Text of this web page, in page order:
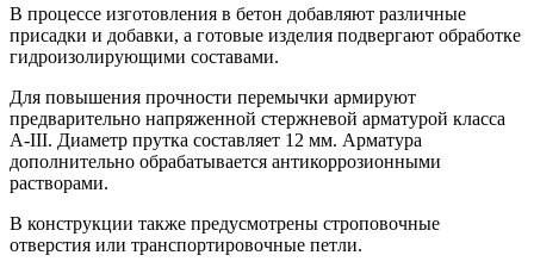
В процессе изготовления в бетон добавляют различные
присадки и добавки, а готовые изделия подвергают обработке
гидроизолирующими составами.
Для повышения прочности перемычки армируют
предварительно напряженной стержневой арматурой класса
А-III. Диаметр прутка составляет 12 мм. Арматура
дополнительно обрабатывается антикоррозионными
растворами.
В конструкции также предусмотрены строповочные
отверстия или транспортировочные петли.